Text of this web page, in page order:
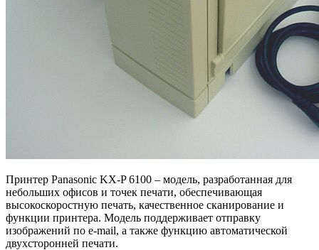
Принтер Panasonic KX-P 6100 – модель, разработанная для
небольших офисов и точек печати, обеспечивающая
высокоскоростную печать, качественное сканирование и
функции принтера. Модель поддерживает отправку
изображений по e-mail, а также функцию автоматической
двухсторонней печати.